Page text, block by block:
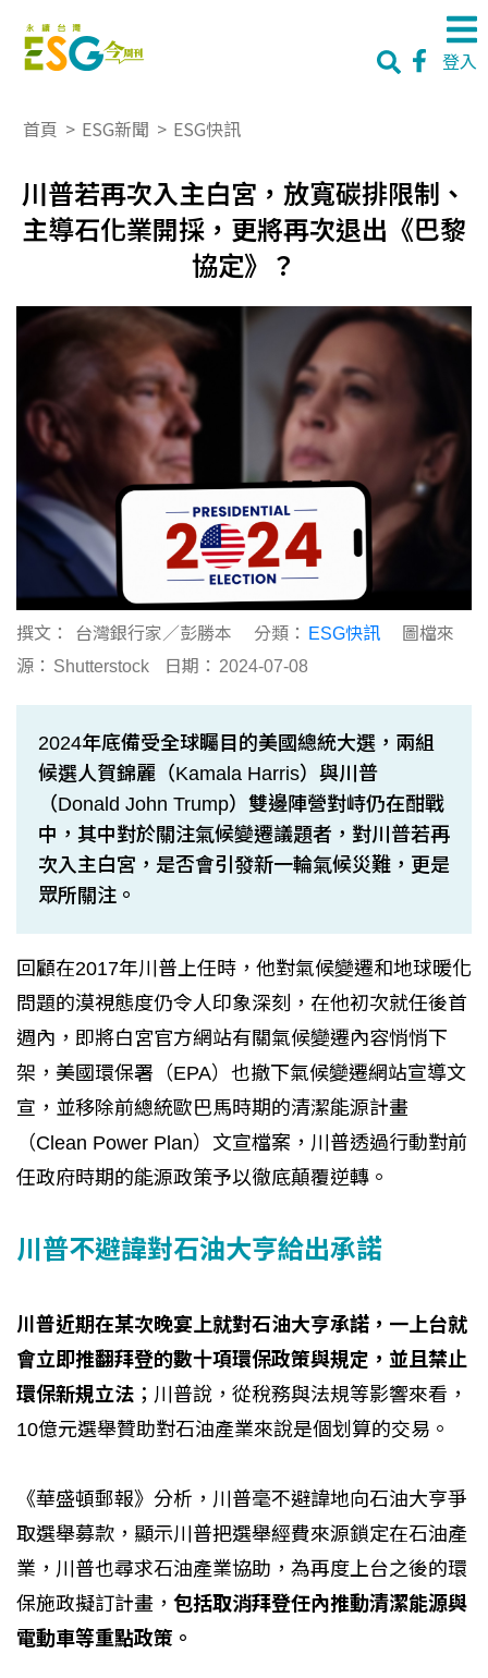
登入
首頁 > ESG新聞 > ESG快訊
川普若再次入主白宮，放寬碳排限制、
主導石化業開採，更將再次退出《巴黎
協定》？
撰文： 台灣銀行家／彭勝本 分類： ESG快訊
圖檔來
源： Shutterstock 日期： 2024-07-08
2024年底備受全球矚目的美國總統大選，兩組
候選人賀錦麗（Kamala Harris）與川普
（Donald John Trump）雙邊陣營對峙仍在酣戰
中，其中對於關注氣候變遷議題者，對川普若再
次入主白宮，是否會引發新一輪氣候災難，更是
眾所關注。
回顧在2017年川普上任時，他對氣候變遷和地球暖化
問題的漠視態度仍令人印象深刻，在他初次就任後首
週內，即將白宮官方網站有關氣候變遷內容悄悄下
架，美國環保署（EPA）也撤下氣候變遷網站宣導文
宣，並移除前總統歐巴馬時期的清潔能源計畫
（Clean Power Plan）文宣檔案，川普透過行動對前
任政府時期的能源政策予以徹底顛覆逆轉。
川普不避諱對石油大亨給出承諾
川普近期在某次晚宴上就對石油大亨承諾，一上台就
會立即推翻拜登的數十項環保政策與規定，並且禁止
環保新規立法 ；川普說，從稅務與法規等影響來看，
10億元選舉贊助對石油產業來說是個划算的交易。
《華盛頓郵報》分析，川普毫不避諱地向石油大亨爭
取選舉募款，顯示川普把選舉經費來源鎖定在石油產
業，川普也尋求石油產業協助，為再度上台之後的環
保施政擬訂計畫， 包括取消拜登任內推動清潔能源與
電動車等重點政策。